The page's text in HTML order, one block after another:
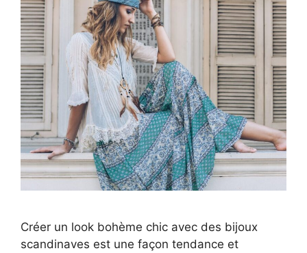
Créer un look bohème chic avec des bijoux
scandinaves est une façon tendance et